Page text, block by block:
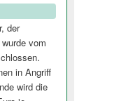
der
vom
in Angriff
wird die